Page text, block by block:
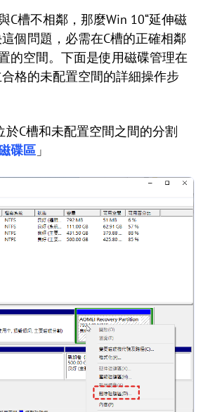
C槽不相鄰，那麼Win 10“延伸磁
個問題，必需在C槽的正確相鄰
的空間。下面是使用磁碟管理在
格的未配置空間的詳細操作步
於C槽和未配置空間之間的分割
碟區 」